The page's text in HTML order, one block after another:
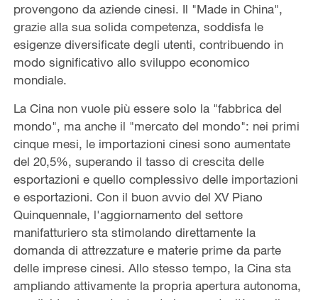
provengono da aziende cinesi. Il "Made in China",
grazie alla sua solida competenza, soddisfa le
esigenze diversificate degli utenti, contribuendo in
modo significativo allo sviluppo economico
mondiale.
La Cina non vuole più essere solo la "fabbrica del
mondo", ma anche il "mercato del mondo": nei primi
cinque mesi, le importazioni cinesi sono aumentate
del 20,5%, superando il tasso di crescita delle
esportazioni e quello complessivo delle importazioni
e esportazioni. Con il buon avvio del XV Piano
Quinquennale, l'aggiornamento del settore
manifatturiero sta stimolando direttamente la
domanda di attrezzature e materie prime da parte
delle imprese cinesi. Allo stesso tempo, la Cina sta
ampliando attivamente la propria apertura autonoma,